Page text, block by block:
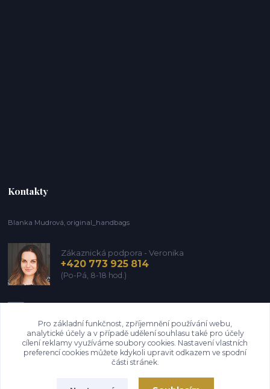
Kontakty
Blanka Mudrová, original_handbags
Zákaznická podpora - Veronika
+420 773 925 814
(Po-Pá, 8-18 hod.)
Pro základní funkčnost, zpříjemnění používání webu,
analytické účely a v případě udělení souhlasu také pro účely
cílení reklamy využíváme soubory cookies. Nastavení vlastních
preferencí cookies můžete kdykoli upravit odkazem ve spodní
části stránek.